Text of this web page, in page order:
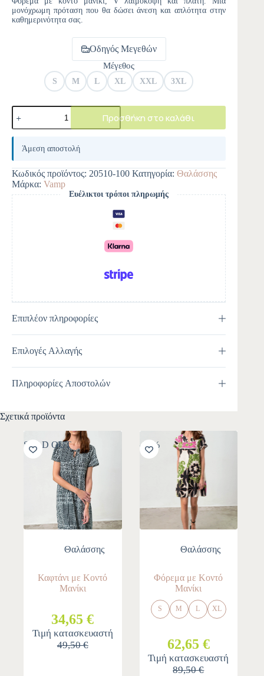
μονόχρωμη πρόταση που θα δώσει άνεση και απλότητα στην
καθημερινότητα σας.
Οδηγός Μεγεθών
Μέγεθος
S M L XL XXL 3XL
Προσθήκη στο καλάθι
A
e
r
n
a
t
i
v
e
:
Άμεση αποστολή
Κωδικός προϊόντος: 20510-100 Κατηγορία: Θαλάσσης
Μάρκα: Vamp
Ευέλικτοι τρόποι πληρωμής
Επιπλέον πληροφορίες
Επιλογές Αλλαγής
Πληροφορίες Αποστολών
Σχετικά προϊόντα
SOLD OUT
Θαλάσσης
Καφτάνι με Κοντό
Μανίκι
34,65 €
Τιμή κατασκευαστή
49,50 €
-30%
Θαλάσσης
Φόρεμα με Κοντό
Μανίκι
S M L XL
62,65 €
Τιμή κατασκευαστή
89,50 €